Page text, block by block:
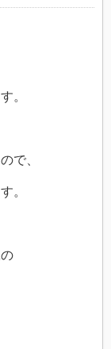
。
で、
。